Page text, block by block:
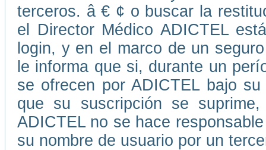
terceros. â € ¢ o buscar la
el Director Médico ADICTEL
login, y en el marco de un
le informa que si, durante un
se ofrecen por ADICTEL bajo
que su suscripción se
ADICTEL no se hace
su nombre de usuario por un